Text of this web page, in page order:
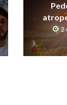
2